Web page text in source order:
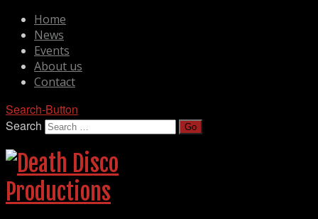
Home
News
Events
About us
Contact
Search-Button
Search